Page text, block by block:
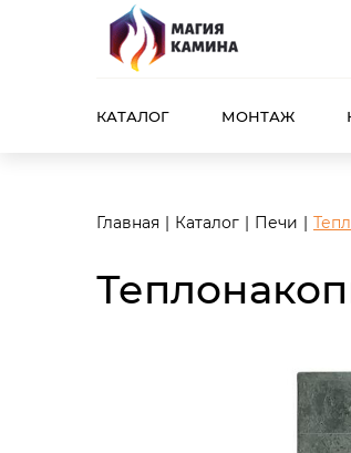
<meta name="robots"
КАТАЛОГ МОНТАЖ
Главная Каталог Печи